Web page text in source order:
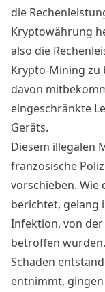
die
Kryptowährung
also die
Krypto-Mining zu
davon
eingeschränkte
Geräts.
Diesem illegalen
französische
vorschieben. Wie
berichtet, gelang
Infektion, von der
betroffen
Schaden
entnimmt,